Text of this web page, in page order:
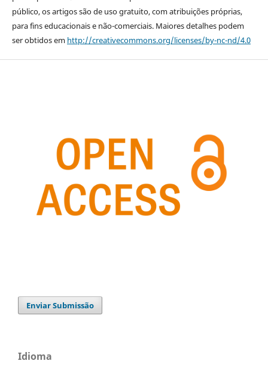
público, os artigos são de uso gratuito, com atribuições próprias,
para fins educacionais e não-comerciais. Maiores detalhes podem
ser obtidos em http://creativecommons.org/licenses/by-nc-nd/4.0
Enviar Submissão
Idioma